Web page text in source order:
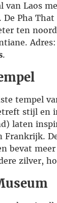
van Laos
De Pha
ten
Adres:
.
tempel
stijl en
laten
Frankrijk.
bevat
zilver,